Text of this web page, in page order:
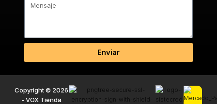
Enviar
Copyright © 2026
- VOX Tienda